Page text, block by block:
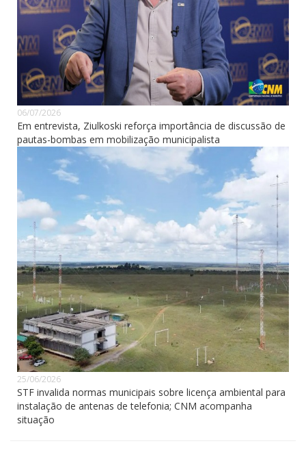
06/07/2026
Em entrevista, Ziulkoski reforça importância de discussão de
pautas-bombas em mobilização municipalista
25/06/2026
STF invalida normas municipais sobre licença ambiental para
instalação de antenas de telefonia; CNM acompanha
situação